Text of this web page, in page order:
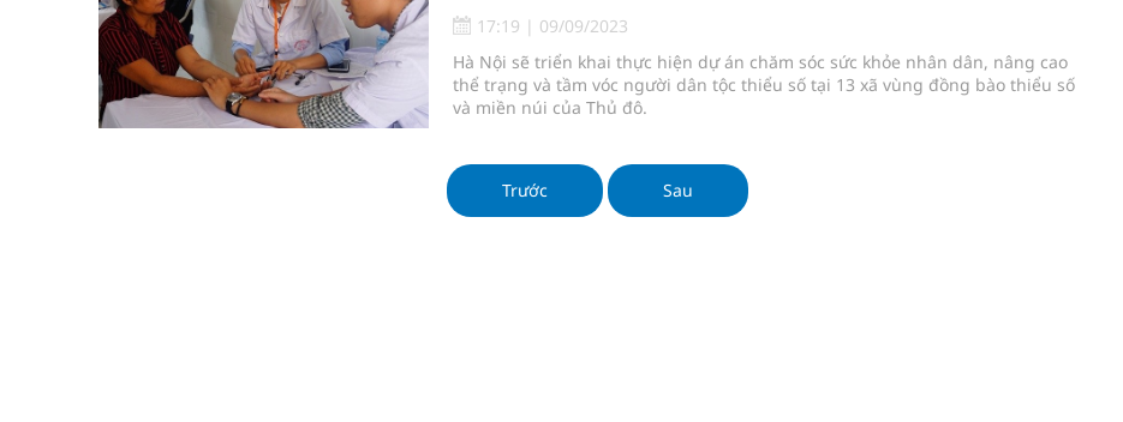
Tỷ lệ tật khúc xạ ở trẻ gia tăng: Khuyến nghị của chuyên gia
Nhiều lợi thế để nâng chất lượng y tế
Vương Thành Công: Khi việc học bắt đầu từ trải nghiệm thực tế
Tầm soát sớm ung thư vú giúp cứu sống hàng nghìn phụ nữ mỗi năm
17:19 | 09/09/2023
Hà Nội sẽ triển khai thực hiện dự án chăm sóc sức khỏe nhân dân, nâng cao
thể trạng và tầm vóc người dân tộc thiểu số tại 13 xã vùng đồng bào thiểu số
và miền núi của Thủ đô.
Trước Sau